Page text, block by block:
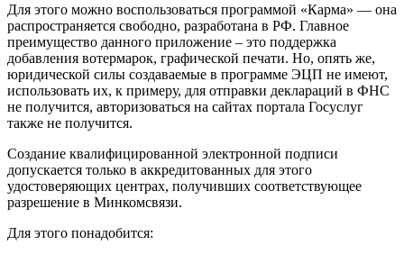
Для этого можно воспользоваться программой «Карма» — она
распространяется свободно, разработана в РФ. Главное
преимущество данного приложение – это поддержка
добавления вотермарок, графической печати. Но, опять же,
юридической силы создаваемые в программе ЭЦП не имеют,
использовать их, к примеру, для отправки деклараций в ФНС
не получится, авторизоваться на сайтах портала Госуслуг
также не получится.
Создание квалифицированной электронной подписи
допускается только в аккредитованных для этого
удостоверяющих центрах, получивших соответствующее
разрешение в Минкомсвязи.
Для этого понадобится: